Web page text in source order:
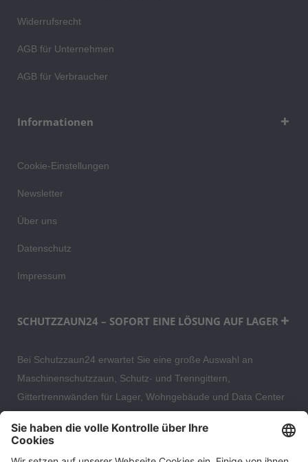
Widerrufsrecht
AGB für Unternehmen
AGB für Verbraucher
Informationen
Cookie-Einstellungen
Newsletter
Über uns
Datenschutz
Impressum
SCHUTZZAUN24 – SOFORT EINE LÖSUNG AUF LAGER
Bei Schutzzaun24 erwartet Sie eine große Auswahl an
Maschinenschutzzaun, Schutz- und Trenngittern,
Gittertrennwänden für Lager, Wohngebäude und Data Center
hochwertige Gartenzäune und Zaunsysteme für die sichere